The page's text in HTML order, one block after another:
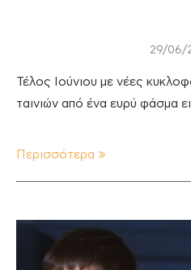
29/06/
Τέλος Ιούνιου με νέες
ταινιών από ένα ευρύ φάσμα
Περισσότερα